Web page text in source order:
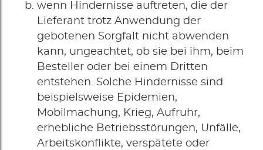
wenn Hindernisse auftreten, die der
Lieferant trotz Anwendung der
gebotenen Sorgfalt nicht abwenden
kann, ungeachtet, ob sie bei ihm, beim
Besteller oder bei einem Dritten
entstehen. Solche Hindernisse sind
beispielsweise Epidemien,
Mobilmachung, Krieg, Aufruhr,
erhebliche Betriebsstörungen, Unfälle,
Arbeitskonflikte, verspätete oder